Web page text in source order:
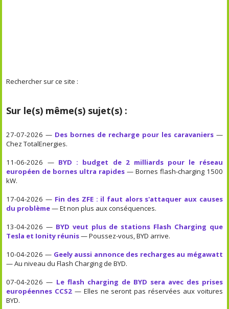
Rechercher sur ce site :
Sur le(s) même(s) sujet(s) :
27-07-2026 — Des bornes de recharge pour les caravaniers—
Chez TotalEnergies.
11-06-2026 — BYD : budget de 2 milliards pour le réseau
européen de bornes ultra rapides — Bornes flash-charging 1500
kW.
17-04-2026 — Fin des ZFE : il faut alors s'attaquer aux causes
du problème— Et non plus aux conséquences.
13-04-2026 — BYD veut plus de stations Flash Charging que
Tesla et Ionity réunis— Poussez-vous, BYD arrive.
10-04-2026 — Geely aussi annonce des recharges au mégawatt
— Au niveau du Flash Charging de BYD.
07-04-2026 — Le flash charging de BYD sera avec des prises
européennes CCS2 — Elles ne seront pas réservées aux voitures
BYD.